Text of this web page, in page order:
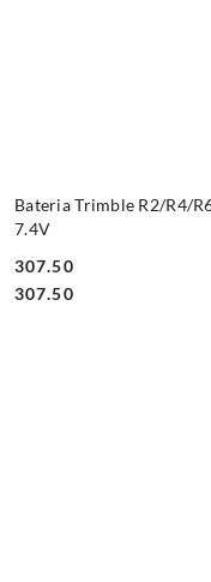
Bateria Trimble R2/R4/
7.4V
Cena:
307.50
Cena:
307.50